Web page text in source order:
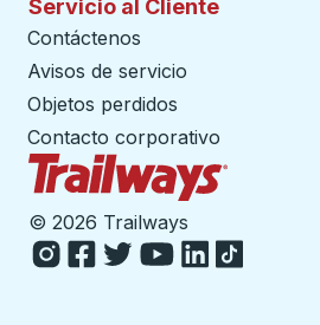
Servicio al Cliente
Contáctenos
Avisos de servicio
Objetos perdidos
Contacto corporativo
© 2026 Trailways